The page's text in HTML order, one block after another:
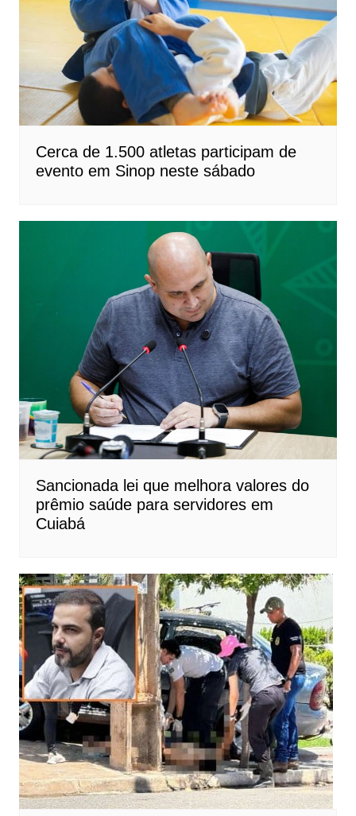
Cerca de 1.500 atletas participam de
evento em Sinop neste sábado
Sancionada lei que melhora valores do
prêmio saúde para servidores em
Cuiabá